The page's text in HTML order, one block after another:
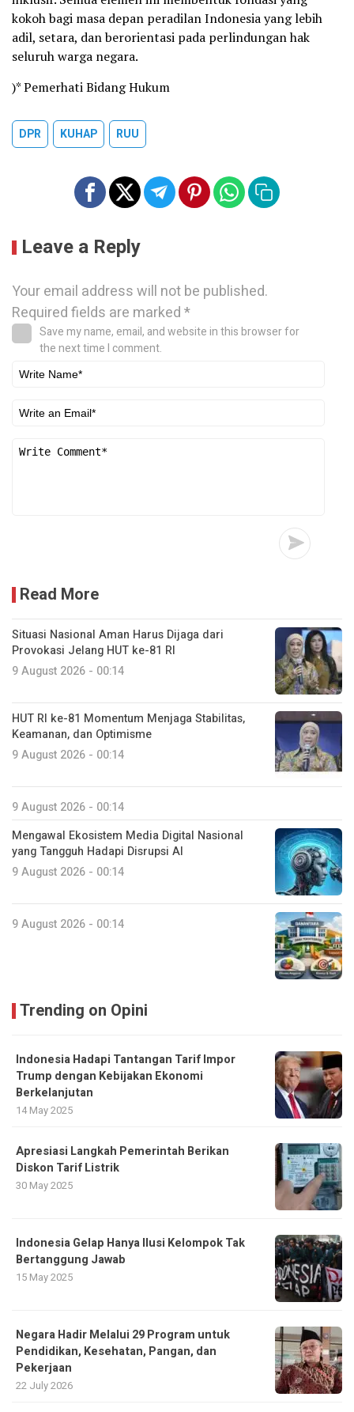
kokoh bagi masa depan peradilan Indonesia yang lebih
adil, setara, dan berorientasi pada perlindungan hak
seluruh warga negara.
)* Pemerhati Bidang Hukum
DPR KUHAP RUU
Leave a Reply
Your email address will not be published.
Required fields are marked*
Save my name, email, and website in this browser for
the next time I comment.
Read More
Situasi Nasional Aman Harus Dijaga dari
Provokasi Jelang HUT ke-81 RI
9 August 2026 - 00:14
HUT RI ke-81 Momentum Menjaga Stabilitas,
Keamanan, dan Optimisme
9 August 2026 - 00:14
9 August 2026 - 00:14
Mengawal Ekosistem Media Digital Nasional
yang Tangguh Hadapi Disrupsi AI
9 August 2026 - 00:14
9 August 2026 - 00:14
Trending on Opini
Indonesia Hadapi Tantangan Tarif Impor
Trump dengan Kebijakan Ekonomi
Berkelanjutan
14 May 2025
Apresiasi Langkah Pemerintah Berikan
Diskon Tarif Listrik
30 May 2025
Indonesia Gelap Hanya Ilusi Kelompok Tak
Bertanggung Jawab
15 May 2025
Negara Hadir Melalui 29 Program untuk
Pendidikan, Kesehatan, Pangan, dan
Pekerjaan
22 July 2026